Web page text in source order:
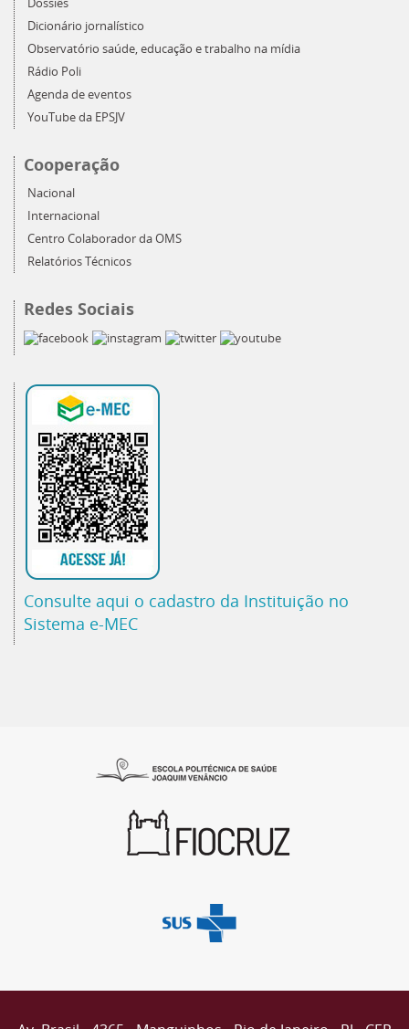
Dossiês
Dicionário jornalístico
Observatório saúde, educação e trabalho na mídia
Rádio Poli
Agenda de eventos
YouTube da EPSJV
Cooperação
Nacional
Internacional
Centro Colaborador da OMS
Relatórios Técnicos
Redes Sociais
Consulte aqui o cadastro da Instituição no
Sistema e-MEC